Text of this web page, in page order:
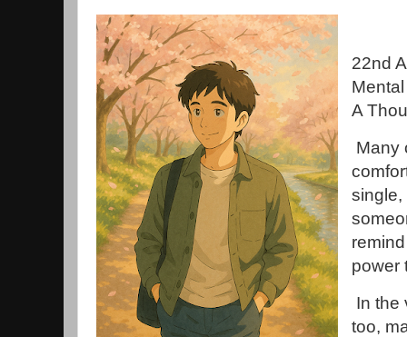
22nd
A
Many
single,
power
In the
too,